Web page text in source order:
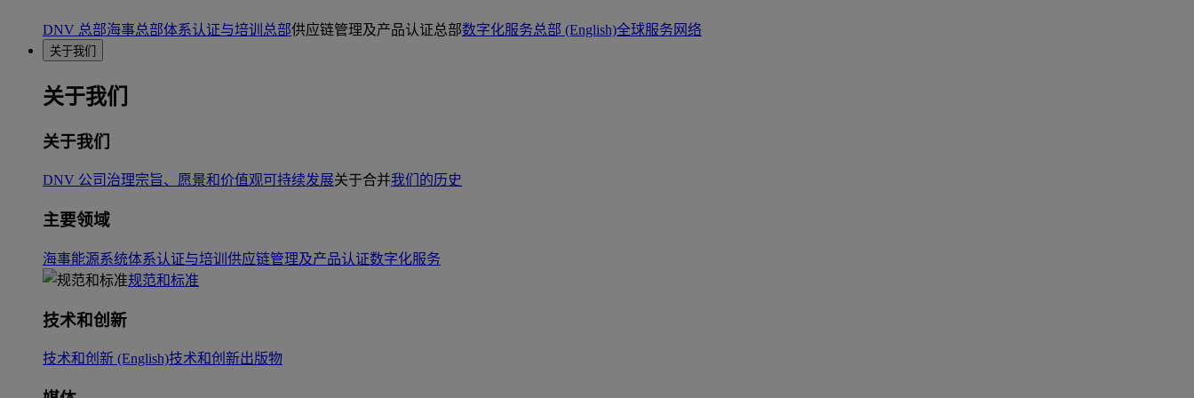
DNV 总部海事总部体系认证与培训总部供应链管理及产品认证总部数字化服务总部 (English)全球服务网络
关于我们
关于我们
关于我们
DNV 公司治理宗旨、愿景和价值观可持续发展关于合并我们的历史
主要领域
海事能源系统体系认证与培训 供应链管理及产品认证数字化服务
规范和标准
技术和创新
技术和创新 (English)技术和创新出版物